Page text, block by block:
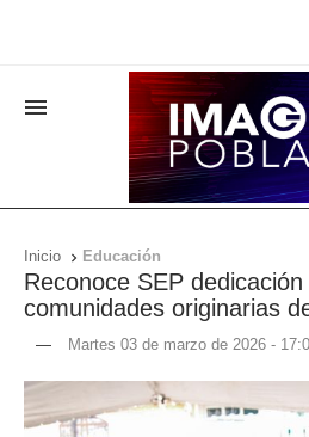

Inicio  Educación
Reconoce SEP
comunidades originarias
— Martes 03 de marzo de 2026 -